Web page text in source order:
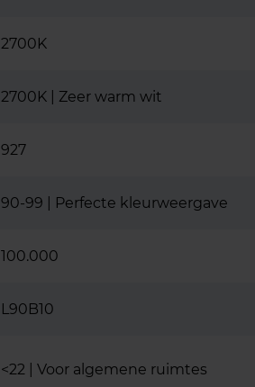
2700K
2700K | Zeer warm wit
927
90-99 | Perfecte kleurweergave
100.000
L90B10
<22 | Voor algemene ruimtes